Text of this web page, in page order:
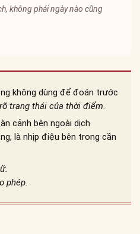
không phải ngày nào cũng
không dùng để đoán trước
trạng thái của thời điểm.
cảnh bên ngoài dịch
là nhịp điệu bên trong cần
phép.